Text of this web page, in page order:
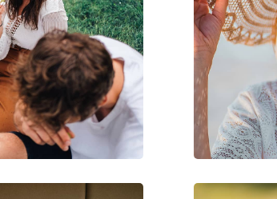
Persol
Μόδα
Μοντέλο:
PO2494S 513/31 55